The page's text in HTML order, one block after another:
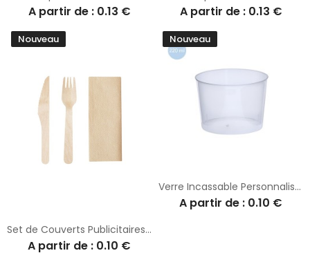
A partir de : 0.13 € A partir de : 0.13 €
Nouveau
Set de Couverts Publicitaires s Kumix
A partir de : 0.10 €
Nouveau
Verre Incassable Personnalisé Jetable Pas Cher Chiquito
A partir de : 0.10 €